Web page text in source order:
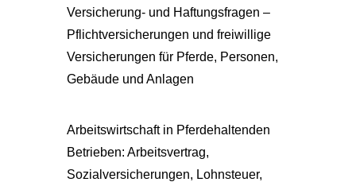
Versicherung- und Haftungsfragen –
Pflichtversicherungen und freiwillige
Versicherungen für Pferde, Personen,
Gebäude und Anlagen
Arbeitswirtschaft in Pferdehaltenden
Betrieben: Arbeitsvertrag,
Sozialversicherungen, Lohnsteuer,